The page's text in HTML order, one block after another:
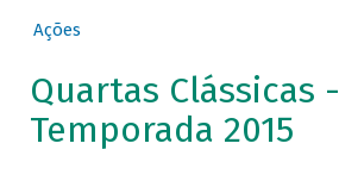
Ações
Quartas Clássicas -
Temporada 2015